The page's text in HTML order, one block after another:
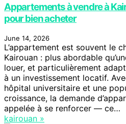
Appartements à vendre à
pour bien acheter
June 14, 2026
L’appartement est souvent le
Kairouan : plus abordable
louer, et particulièrement
à un investissement locatif.
hôpital universitaire et une
croissance, la demande
appelée à se renforcer — ce…
kairouan »